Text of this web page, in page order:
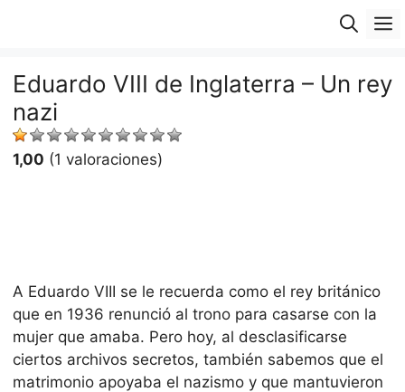
Eduardo VIII de Inglaterra – Un rey
nazi
1,00 (1 valoraciones)
A Eduardo VIII se le recuerda como el rey británico
que en 1936 renunció al trono para casarse con la
mujer que amaba. Pero hoy, al desclasificarse
ciertos archivos secretos, también sabemos que el
matrimonio apoyaba el nazismo y que mantuvieron